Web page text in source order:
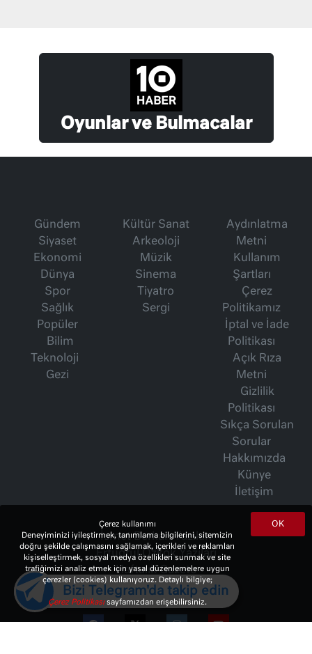
Oyunlar ve Bulmacalar
Gündem
Siyaset
Ekonomi
Dünya
Spor
Sağlık
Popüler
Bilim
Teknoloji
Gezi
Kültür Sanat
Arkeoloji
Müzik
Sinema
Tiyatro
Sergi
Aydınlatma
Metni
Kullanım
Şartları
Çerez
Politikamız
İptal ve İade
Politikası
Açık Rıza
Metni
Gizlilik
Politikası
Sıkça Sorulan
Sorular
Hakkımızda
Künye
İletişim
İsmet Berkan Yazıları
Ertuğrul Özkök Yazıları
Haftalık Gazete
OK
Çerez kullanımı
Deneyiminizi iyileştirmek, tanımlama bilgilerini, sitemizin
doğru şekilde çalışmasını sağlamak, içerikleri ve reklamları
kişiselleştirmek, sosyal medya özellikleri sunmak ve site
trafiğimizi analiz etmek için yasal düzenlemelere uygun
çerezler (cookies) kullanıyoruz. Detaylı bilgiye;
Çerez Politikasısayfamızdan erişebilirsiniz.
Bizi Telegram'da takip edin